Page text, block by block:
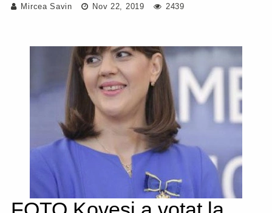
Mircea Savin Nov 22, 2019 2439